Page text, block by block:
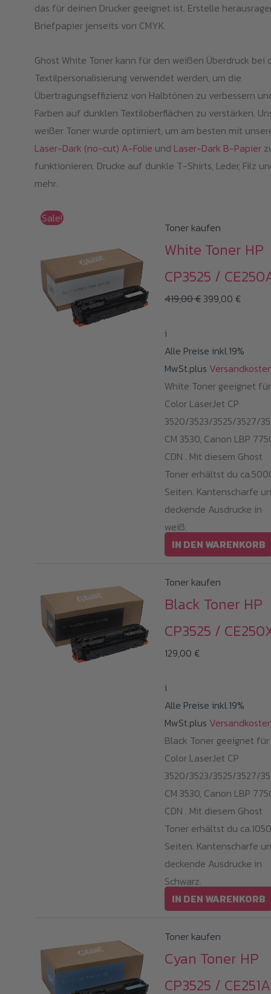
das für deinen Drucker geeignet ist. Erstelle
Briefpapier jenseits von CMYK.
Ghost White Toner kann für den weißen Überdruck bei
Textilpersonalisierung verwendet werden, um die
Übertragungseffizienz von Halbtönen zu verbessern
Farben auf dunklen Textiloberflächen zu verstärken.
weißer Toner wurde optimiert, um am besten mit
Laser-Dark (no-cut) A-Folie und Laser-Dark B-Papier
funktionieren. Drucke auf dunkle T-Shirts, Leder, Filz
mehr.
Sale!
Toner kaufen
White Toner HP
CP3525 /
419,00€ Ursprünglicher
419,00 €
399,00 €
i
Alle Preise inkl.19%
MwSt.plus
White Toner geeignet
Color LaserJet CP
3520/3523/3525/3527/
CM 3530, Canon LBP
CDN . Mit diesem Ghost
Toner erhältst du
Seiten. Kantenscharfe
deckende Ausdrucke in
weiß.
IN DEN WARENKORB
Toner kaufen
Black Toner HP
CP3525 /
129,00 €
i
Alle Preise inkl.19%
MwSt.plus
Black Toner geeignet für
Color LaserJet CP
3520/3523/3525/3527/
CM 3530, Canon LBP
CDN . Mit diesem Ghost
Toner erhältst du
Seiten. Kantenscharfe
deckende Ausdrucke in
Schwarz.
IN DEN WARENKORB
Toner kaufen
Cyan Toner HP
CP3525 / CE251A